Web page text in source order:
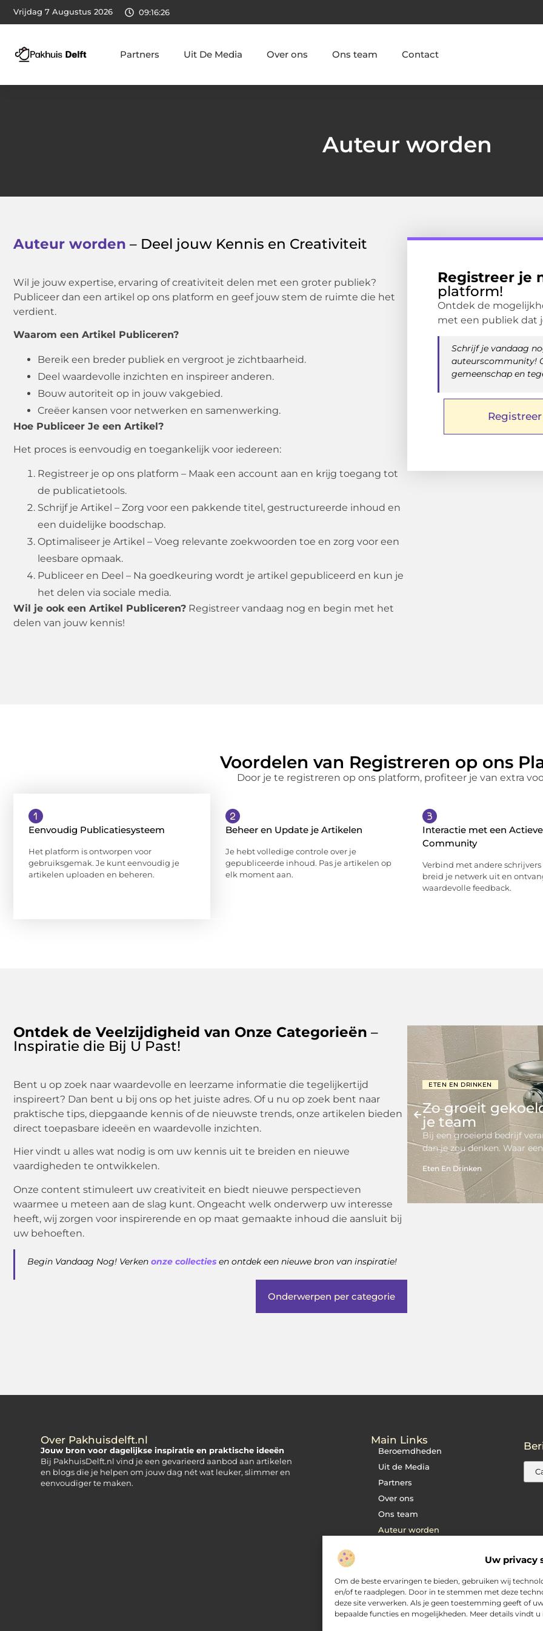
Uw privacy
Om de beste ervaringen te bieden, gebruiken wij
en/of te raadplegen. Door in te stemmen met deze
deze site verwerken. Als je geen toestemming geeft of
bepaalde functies en mogelijkheden. Meer details vindt u
Vrijdag 7 Augustus 2026 09:16:27
Partners Uit De Media Over ons Ons team Contact
Auteur worden
Auteur worden – Deel jouw Kennis en Creativiteit
Wil je jouw expertise, ervaring of creativiteit delen met een groter publiek?
Publiceer dan een artikel op ons platform en geef jouw stem de ruimte die het
verdient.
Waarom een Artikel Publiceren?
Bereik een breder publiek en vergroot je zichtbaarheid.
Deel waardevolle inzichten en inspireer anderen.
Bouw autoriteit op in jouw vakgebied.
Creëer kansen voor netwerken en samenwerking.
Hoe Publiceer Je een Artikel?
Het proces is eenvoudig en toegankelijk voor iedereen:
Registreer je op ons platform – Maak een account aan en krijg toegang tot
de publicatietools.
Schrijf je Artikel – Zorg voor een pakkende titel, gestructureerde inhoud en
een duidelijke boodschap.
Optimaliseer je Artikel – Voeg relevante zoekwoorden toe en zorg voor een
leesbare opmaak.
Publiceer en Deel – Na goedkeuring wordt je artikel gepubliceerd en kun je
het delen via sociale media.
Wil je ook een Artikel Publiceren? Registreer vandaag nog en begin met het
delen van jouw kennis!
Registreer je
platform!
Ontdek de
met een publiek dat
Schrijf je vandaag
auteurscommunity!
gemeenschap en
Voordelen van Registreren op ons
Door je te registreren op ons platform, profiteer je van extra
Eenvoudig Publicatiesysteem
Het platform is ontworpen voor
gebruiksgemak. Je kunt eenvoudig je
artikelen uploaden en beheren.
Beheer en Update je Artikelen
Je hebt volledige controle over je
gepubliceerde inhoud. Pas je artikelen op
elk moment aan.
Interactie met een Actieve
Community
Verbind met andere schrijvers
breid je netwerk uit en
waardevolle feedback.
Ontdek de Veelzijdigheid van Onze Categorieën –
Inspiratie die Bij U Past!
Bent u op zoek naar waardevolle en leerzame informatie die tegelijkertijd
inspireert? Dan bent u bij ons op het juiste adres. Of u nu op zoek bent naar
praktische tips, diepgaande kennis of de nieuwste trends, onze artikelen bieden
direct toepasbare ideeën en waardevolle inzichten.
Hier vindt u alles wat nodig is om uw kennis uit te breiden en nieuwe
vaardigheden te ontwikkelen.
Onze content stimuleert uw creativiteit en biedt nieuwe perspectieven
waarmee u meteen aan de slag kunt. Ongeacht welk onderwerp uw interesse
heeft, wij zorgen voor inspirerende en op maat gemaakte inhoud die aansluit bij
uw behoeften.
Begin Vandaag Nog! Verken onze collecties en ontdek een nieuwe bron van inspiratie!
Onderwerpen per categorie
ETEN EN DRINKEN
Zo groeit
je team
Bij een groeiend bedrijf
dan je zou denken. Waar
Eten En Drinken
Over Pakhuisdelft.nl
Jouw bron voor dagelijkse inspiratie en praktische ideeën
Bij PakhuisDelft.nl vind je een gevarieerd aanbod aan artikelen
en blogs die je helpen om jouw dag nét wat leuker, slimmer en
eenvoudiger te maken.
Main Links
Beroemdheden
Uit de Media
Partners
Over ons
Ons team
Auteur worden
Website index
Backlink kopen:
zinvol of risicovol?
Manieren om geld te
verdienen met jouw